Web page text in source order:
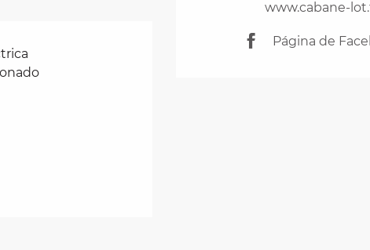
www.cabane-
Página de